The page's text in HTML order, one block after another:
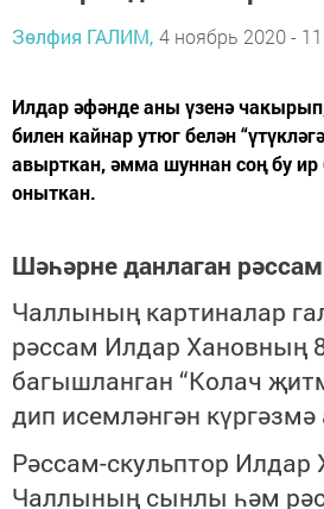
Зөлфия ГАЛИМ, 4 ноябрь 2020 -
Илдар әфәнде аны үзенә
билен кайнар утюг белән
авырткан, әмма шуннан соң бу
оныткан.
Шәһәрне данлаган
Чаллының картиналар
рәссам Илдар Хановның
багышланган “Колач
дип исемләнгән
Рәссам-скульптор Илдар
Чаллының сынлы һәм